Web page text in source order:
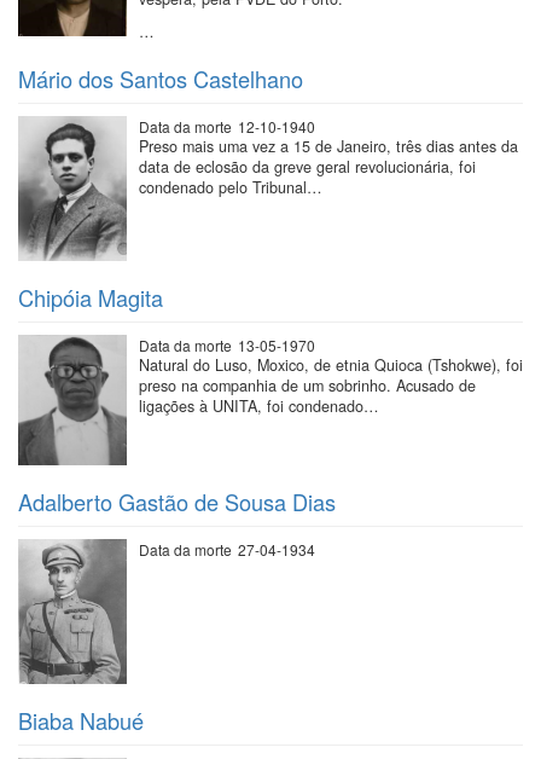
…
Mário dos Santos Castelhano
Data da morte 12-10-1940
Preso mais uma vez a 15 de Janeiro, três dias antes da
data de eclosão da greve geral revolucionária, foi
condenado pelo Tribunal…
Chipóia Magita
Data da morte 13-05-1970
Natural do Luso, Moxico, de etnia Quioca (Tshokwe), foi
preso na companhia de um sobrinho. Acusado de
ligações à UNITA, foi condenado…
Adalberto Gastão de Sousa Dias
Data da morte 27-04-1934
Biaba Nabué